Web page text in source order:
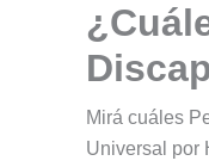
Mirá cuáles
Universal por